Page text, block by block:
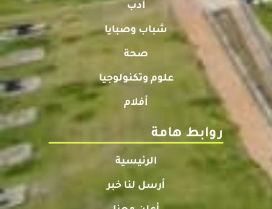
أدب
شباب وصبايا
صحة
علوم وتكنولوجيا
أفلام
روابط هامة
الرئيسية
أرسل لنا خبر